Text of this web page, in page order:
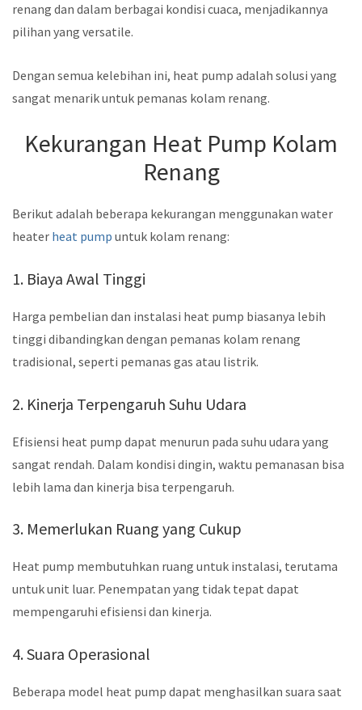
renang dan dalam berbagai kondisi cuaca, menjadikannya
pilihan yang versatile.
Dengan semua kelebihan ini, heat pump adalah solusi yang
sangat menarik untuk pemanas kolam renang.
Kekurangan Heat Pump Kolam
Renang
Berikut adalah beberapa kekurangan menggunakan water
heater heat pump untuk kolam renang:
1. Biaya Awal Tinggi
Harga pembelian dan instalasi heat pump biasanya lebih
tinggi dibandingkan dengan pemanas kolam renang
tradisional, seperti pemanas gas atau listrik.
2. Kinerja Terpengaruh Suhu Udara
Efisiensi heat pump dapat menurun pada suhu udara yang
sangat rendah. Dalam kondisi dingin, waktu pemanasan bisa
lebih lama dan kinerja bisa terpengaruh.
3. Memerlukan Ruang yang Cukup
Heat pump membutuhkan ruang untuk instalasi, terutama
untuk unit luar. Penempatan yang tidak tepat dapat
mempengaruhi efisiensi dan kinerja.
4. Suara Operasional
Beberapa model heat pump dapat menghasilkan suara saat